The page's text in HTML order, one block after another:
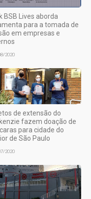
BSB Lives aborda
para a tomada de
em empresas e
2020
de extensão do
fazem doação de
para cidade do
de São Paulo
2020